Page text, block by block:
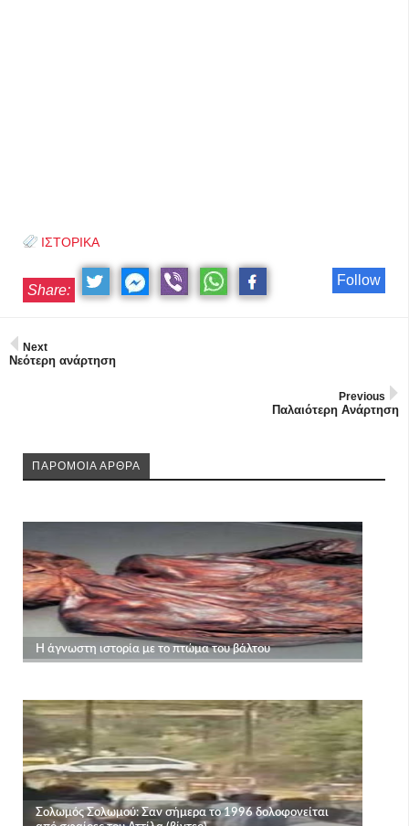
ΙΣΤΟΡΙΚΑ
Follow
Share:
Next
Νεότερη ανάρτηση
Previous
Παλαιότερη Ανάρτηση
ΠΑΡΟΜΟΙΑ ΑΡΘΡΑ